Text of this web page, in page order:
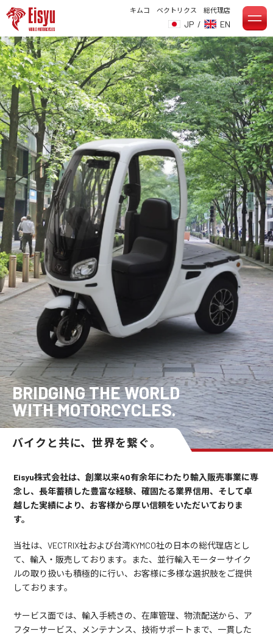
キムコ ベクトリクス 総代理店
JP / EN
BRIDGING THE WORLD
WITH MOTORCYCLES.
バイクと共に、世界を繋ぐ。
Eisyu株式会社は、創業以来40有余年にわたり輸入販売事業に専
念し、長年蓄積した豊富な経験、確固たる業界信用、そして卓
越した実績により、お客様から厚い信頼をいただいておりま
す。
当社は、VECTRIX社および台湾KYMCO社の日本の総代理店とし
て、輸入・販売しております。また、並行輸入モーターサイク
ルの取り扱いも積極的に行い、お客様に多様な選択肢をご提供
しております。
サービス面では、輸入手続きの、在庫管理、物流配送から、ア
フターサービス、メンテナンス、技術サポートまで、一貫した